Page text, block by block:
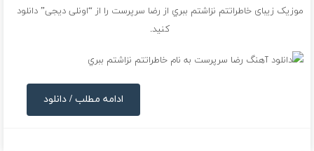
موزیک زیبای خاطراتتم نزاشتم ببري از رضا سرپرست را از “اونلی دیجی” دانلود
کنید.
ادامه مطلب / دانلود